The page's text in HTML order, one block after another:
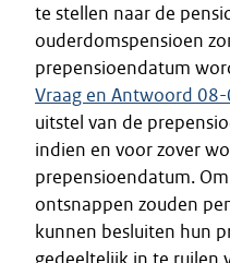
te stellen naar de
ouderdomspensioen
prepensioendatum
Vraag en Antwoord
uitstel van de
indien en voor zover
prepensioendatum.
ontsnappen zouden
kunnen besluiten hun